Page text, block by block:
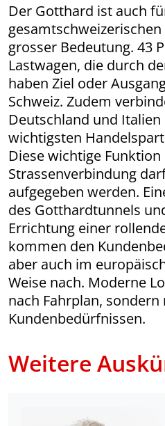
Der Gotthard ist auch
grosser Bedeutung. 43
Lastwagen, die durch
haben Ziel oder
Schweiz. Zudem
Deutschland und Italien
wichtigsten
Diese wichtige Funktion
Strassenverbindung
aufgegeben werden.
des Gotthardtunnels
Errichtung einer
kommen den
aber auch im
Weise nach. Moderne
nach Fahrplan, sondern
Kundenbedürfnissen.
Weitere